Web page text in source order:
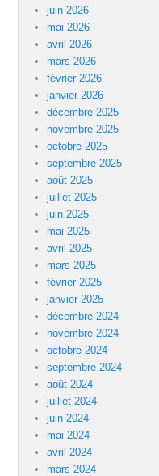
juin 2026
mai 2026
avril 2026
mars 2026
février 2026
janvier 2026
décembre 2025
novembre 2025
octobre 2025
septembre 2025
août 2025
juillet 2025
juin 2025
mai 2025
avril 2025
mars 2025
février 2025
janvier 2025
décembre 2024
novembre 2024
octobre 2024
septembre 2024
août 2024
juillet 2024
juin 2024
mai 2024
avril 2024
mars 2024